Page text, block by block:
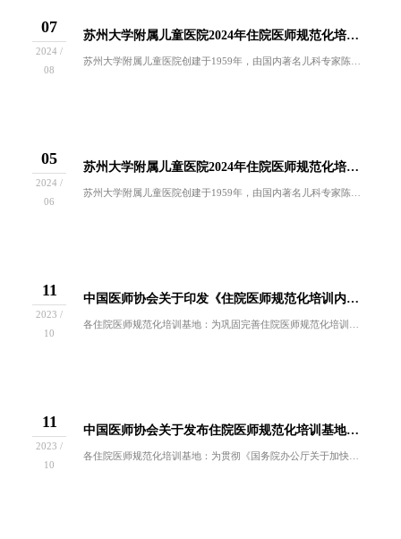
07
2024 /
08
苏州大学附属儿童医院2024年住院医师规范化培训招收（第二批）
苏州大学附属儿童医院创建于1959年，由国内著名儿科专家陈务民、彭大恩、何馥贞等在原苏州医学院附属第一医院儿科基础上独立组建，隶属于江苏省卫...
05
2024 /
06
苏州大学附属儿童医院2024年住院医师规范化培训招收简章
苏州大学附属儿童医院创建于1959年，由国内著名儿科专家陈务民、彭大恩、何馥贞等在原苏州医学院附属第一医院儿科基础上独立组建，隶属于江苏省卫...
11
2023 /
10
中国医师协会关于印发《住院医师规范化培训内容与标准（2022年版）》《住院医师规范化培训基地标准（2022年版）》的通知
各住院医师规范化培训基地：为巩固完善住院医师规范化培训制度，进一步提升培训质量，我会在总结实践经验的基础上，组织专家对《住院医师规范化培训内...
11
2023 /
10
中国医师协会关于发布住院医师规范化培训基地评估指标(2023年版）的通知
各住院医师规范化培训基地：为贯彻《国务院办公厅关于加快医学教育创新发展的指导意见》（国办发〔2020〕34号）、《关于建立住院医师规范化培训...